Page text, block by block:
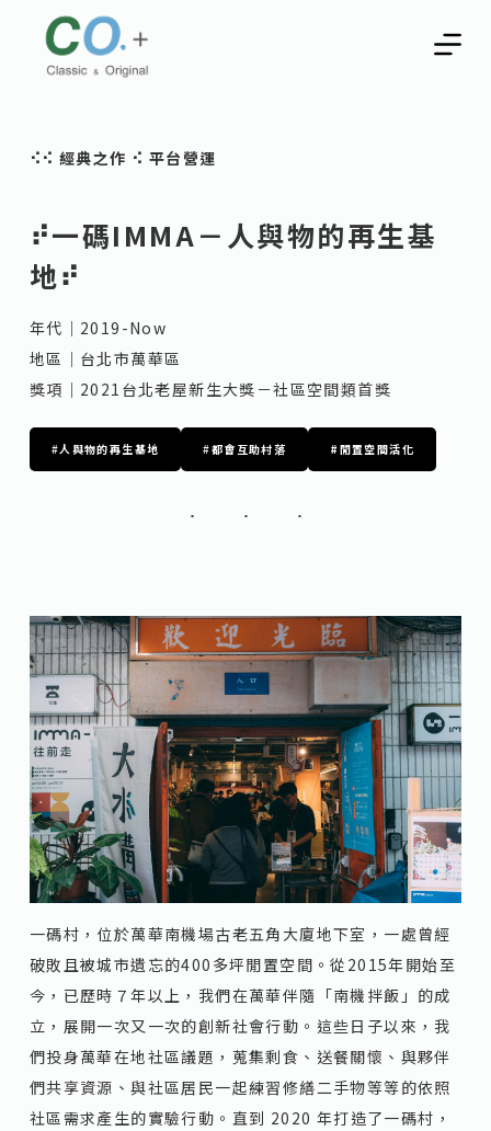
內
⠪ ⠪ 經典之作 ⠪ 平台營運
⠞一碼IMMA－人與物的再生基
地⠞
年代｜2019-Now
地區｜台北市萬華區
獎項｜2021台北老屋新生大獎－社區空間類首獎
#人與物的再生基地 #都會互助村落 #閒置空間活化
一碼村，位於萬華南機場古老五角大廈地下室，一處曾經
破敗且被城市遺忘的400多坪閒置空間。從2015年開始至
今，已歷時７年以上，我們在萬華伴隨「南機拌飯」的成
立，展開一次又一次的創新社會行動。這些日子以來，我
們投身萬華在地社區議題，蒐集剩食、送餐關懷、與夥伴
們共享資源、與社區居民一起練習修繕二手物等等的依照
社區需求產生的實驗行動。直到 2020 年打造了一碼村，